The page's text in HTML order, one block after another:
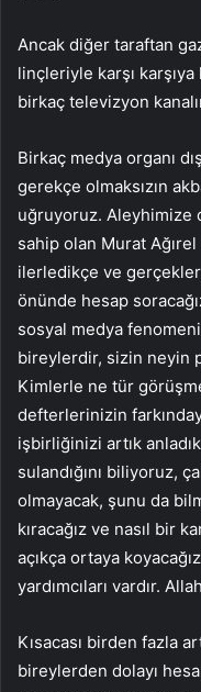
Ancak diğer taraftan
linçleriyle karşı karşıya
birkaç televizyon
Birkaç medya organı
gerekçe olmaksızın
uğruyoruz. Aleyhimize
sahip olan Murat
ilerledikçe ve
önünde hesap
sosyal medya
bireylerdir, sizin neyin
Kimlerle ne tür
defterlerinizin
işbirliğinizi artık
sulandığını biliyoruz,
olmayacak, şunu da
kıracağız ve nasıl bir
açıkça ortaya
yardımcıları vardır.
Kısacası birden fazla
bireylerden dolayı